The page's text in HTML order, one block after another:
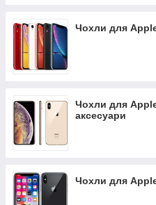
Чохли для
Чохли для
аксесуари
Чохли для